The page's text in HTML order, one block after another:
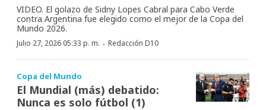
VIDEO. El golazo de Sidny Lopes Cabral para Cabo Verde
contra Argentina fue elegido como el mejor de la Copa del
Mundo 2026.
Julio 27, 2026 05:33 p. m. · Redacción D10
Copa del Mundo
El Mundial (más) debatido:
Nunca es solo fútbol (1)